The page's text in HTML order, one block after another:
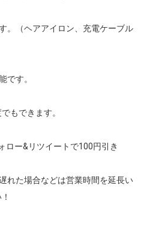
。（ヘアアイロン、充電ケーブル
です。
もできます。
ー&リツイートで100円引き
れた場合などは営業時間を延長い